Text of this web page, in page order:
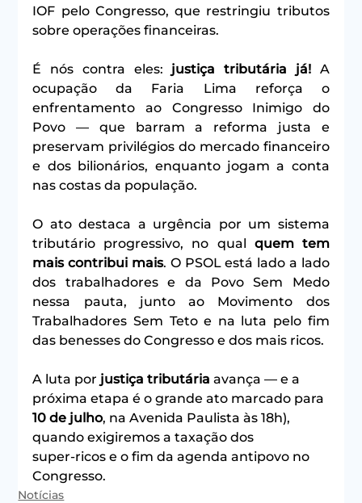
IOF pelo Congresso, que restringiu tributos
sobre operações financeiras.
É nós contra eles: justiça tributária já! A
ocupação da Faria Lima reforça o
enfrentamento ao Congresso Inimigo do
Povo — que barram a reforma justa e
preservam privilégios do mercado financeiro
e dos bilionários, enquanto jogam a conta
nas costas da população.
O ato destaca a urgência por um sistema
tributário progressivo, no qual quem tem
mais contribui mais. O PSOL está lado a lado
dos trabalhadores e da Povo Sem Medo
nessa pauta, junto ao Movimento dos
Trabalhadores Sem Teto e na luta pelo fim
das benesses do Congresso e dos mais ricos.
A luta por justiça tributária avança — e a
próxima etapa é o grande ato marcado para
10 de julho, na Avenida Paulista às 18h),
quando exigiremos a taxação dos
super‑ricos e o fim da agenda antipovo no
Congresso.
Notícias